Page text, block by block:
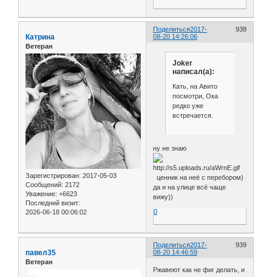
Поделиться 938
2017-
08-20 14:26:06
Катрина
Ветеран
Зарегистрирован: 2017-05-03
Сообщений: 2172
Уважение: +6623
Последний визит:
2026-06-18 00:06:02
Joker
написал(а):
Кать, на Авито
посмотри, Ока
редко уже
встречается.
ну не знаю
ценник на неё с перебором)
да и на улице всё чаще
вижу))
0
Поделиться 939
2017-
08-20 14:46:59
павел35
Ветеран
Ржавеют как не фиг делать, и